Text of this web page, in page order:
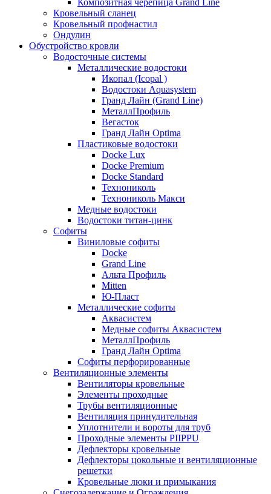
Композитная черепица Grand Line
Кровельный сланец
Кровельный профнастил
Ондулин
Обустройство кровли
Водосточные системы
Металлические водостоки
Икопал (Icopal )
Водостоки Aquasystem
Гранд Лайн (Grand Line)
МеталлПрофиль
Вегасток
Гранд Лайн Optima
Пластиковые водостоки
Docke Lux
Docke Premium
Docke Standard
Технониколь
Технониколь Макси
Медные водостоки
Водостоки титан-цинк
Софиты
Виниловые софиты
Docke
Grand Line
Альта Профиль
Mitten
Ю-Пласт
Металлические софиты
Аквасистем
Медные софиты Аквасистем
МеталлПрофиль
Гранд Лайн Optima
Софиты перфорированные
Вентиляционные элементы
Вентиляторы кровельные
Элементы проходные
Трубы вентиляционные
Вентиляция принудительная
Уплотнители и вороты для труб
Проходные элементы PIIPPU
Дефлекторы кровельные
Дефлекторы цокольные и вентиляционные
решетки
Кровельные люки и примыкания